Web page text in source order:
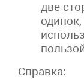
две
Справка: